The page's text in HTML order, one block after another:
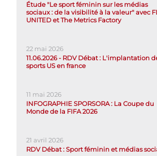
Étude "Le sport féminin sur les médias
sociaux : de la visibilité à la valeur" avec
UNITED et The Metrics Factory
22 mai 2026
11.06.2026 - RDV Débat : L'implantation
sports US en france
11 mai 2026
INFOGRAPHIE SPORSORA : La Coupe du
Monde de la FIFA 2026
21 avril 2026
RDV Débat : Sport féminin et médias